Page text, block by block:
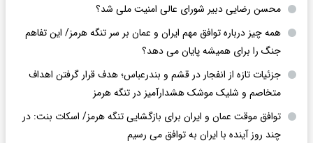
محسن رضایی دبیر شورای عالی امنیت ملی شد؟
همه چیز درباره توافق مهم ایران و عمان بر سر تنگه هرمز/ این تفاهم
جنگ را برای همیشه پایان می دهد؟
جزئیات تازه از انفجار در قشم و بندرعباس؛ هدف قرار گرفتن اهداف
متخاصم و شلیک موشک هشدارآمیز در تنگه هرمز
توافق موقت عمان و ایران برای بازگشایی تنگه هرمز/ اسکات بنت: در
چند روز آینده با ایران به توافق می رسیم